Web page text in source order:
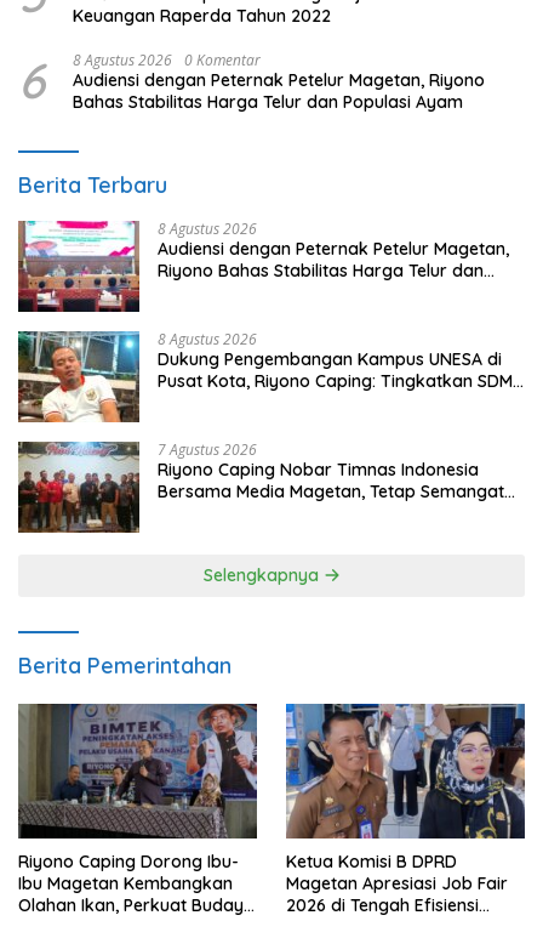
Keuangan Raperda Tahun 2022
6 8 Agustus 2026 0 Komentar
Audiensi dengan Peternak Petelur Magetan, Riyono
Bahas Stabilitas Harga Telur dan Populasi Ayam
Berita Terbaru
8 Agustus 2026
Audiensi dengan Peternak Petelur Magetan,
Riyono Bahas Stabilitas Harga Telur dan
8 Agustus 2026
Dukung Pengembangan Kampus UNESA di
Pusat Kota, Riyono Caping: Tingkatkan SDM
7 Agustus 2026
Riyono Caping Nobar Timnas Indonesia
Bersama Media Magetan, Tetap Semangat
Selengkapnya
Berita Pemerintahan
Riyono Caping Dorong Ibu-
Ibu Magetan Kembangkan
Olahan Ikan, Perkuat Budaya
Ketua Komisi B DPRD
Magetan Apresiasi Job Fair
2026 di Tengah Efisiensi